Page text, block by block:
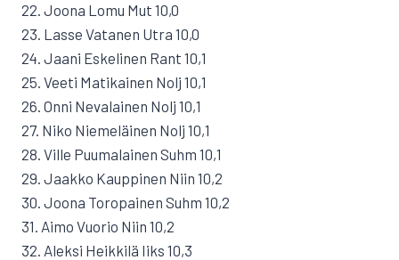
22. Joona Lomu Mut 10,0
23. Lasse Vatanen Utra 10,0
24. Jaani Eskelinen Rant 10,1
25. Veeti Matikainen Nolj 10,1
26. Onni Nevalainen Nolj 10,1
27. Niko Niemeläinen Nolj 10,1
28. Ville Puumalainen Suhm 10,1
29. Jaakko Kauppinen Niin 10,2
30. Joona Toropainen Suhm 10,2
31. Aimo Vuorio Niin 10,2
32. Aleksi Heikkilä Iiks 10,3